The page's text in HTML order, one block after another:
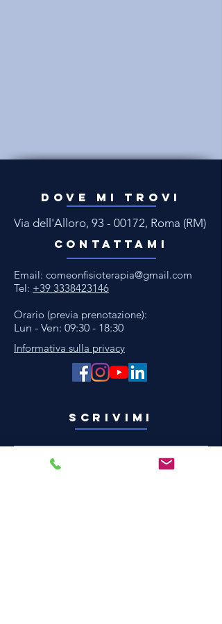
DOVE MI TROVI
Via dell'Alloro, 93 - 00172, Roma (RM)
CONTATTAMI
Email: comeonfisioterapia@gmail.com
Tel: +39 3338423146
Orario (previa prenotazione):
Lun - Ven: 09:30 - 18:30 ​​
Informativa sulla privacy
sCRIVIMI